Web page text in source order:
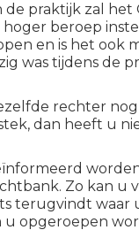
praktijk zal
beroep
en is het ook
was tijdens de
rechter
dan heeft u
Zo kan u
terugvindt waar
opgeroepen